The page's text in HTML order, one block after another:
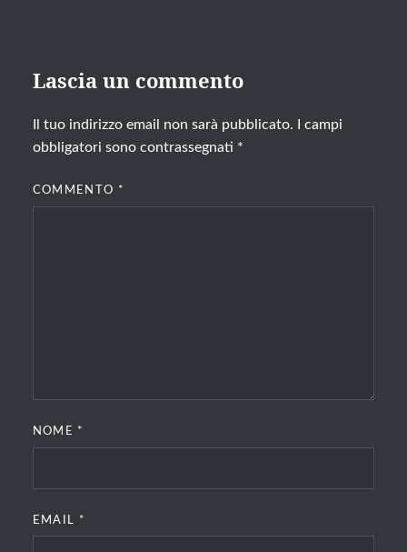
Lascia un commento
Il tuo indirizzo email non sarà pubblicato.
I campi
obbligatori sono contrassegnati *
COMMENTO *
NOME *
EMAIL *